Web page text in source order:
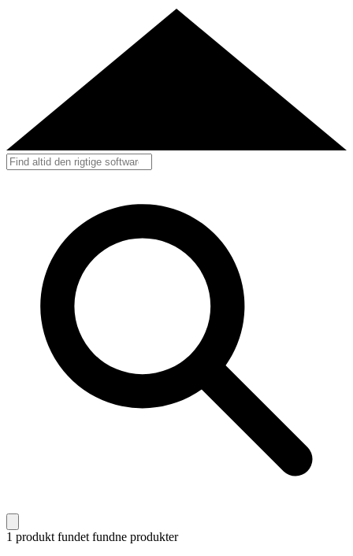
1 produkt fundet fundne produkter